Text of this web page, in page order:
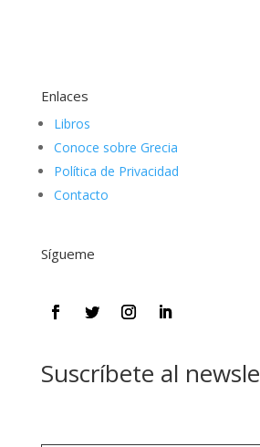
Enlaces
Libros
Conoce sobre Grecia
Política de Privacidad
Contacto
Sígueme
Suscríbete al